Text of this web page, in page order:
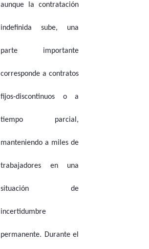
aunque la contratación
indefinida sube, una
parte importante
corresponde a contratos
fijos-discontinuos o a
tiempo parcial,
manteniendo a miles de
trabajadores en una
situación de
incertidumbre
permanente. Durante el